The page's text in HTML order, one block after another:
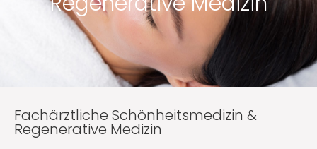
Fachärztliche Schönheitsmedizin &
Regenerative Medizin